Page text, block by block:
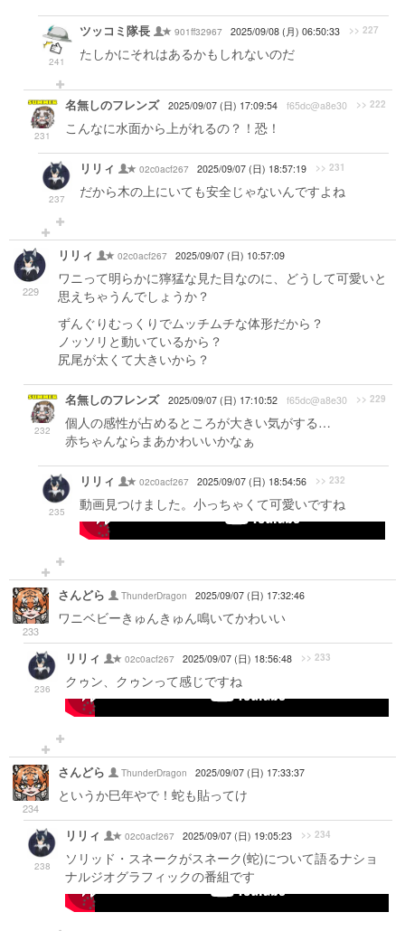
241
ツッコミ隊長 901ff32967 2025/09/08 (月) 06:50:33 >> 227
たしかにそれはあるかもしれないのだ
231
名無しのフレンズ 2025/09/07 (日) 17:09:54 f65dc@a8e30 >> 222
こんなに水面から上がれるの？！恐！
237
リリィ 02c0acf267 2025/09/07 (日) 18:57:19 >> 231
だから木の上にいても安全じゃないんですよね
229
リリィ 02c0acf267 2025/09/07 (日) 10:57:09
ワニって明らかに獰猛な見た目なのに、どうして可愛いと
思えちゃうんでしょうか？
ずんぐりむっくりでムッチムチな体形だから？
ノッソリと動いているから？
尻尾が太くて大きいから？
232
名無しのフレンズ 2025/09/07 (日) 17:10:52 f65dc@a8e30 >> 229
個人の感性が占めるところが大きい気がする…
赤ちゃんならまあかわいいかなぁ
235
リリィ 02c0acf267 2025/09/07 (日) 18:54:56 >> 232
動画見つけました。小っちゃくて可愛いですね
-->
233
さんどら ThunderDragon 2025/09/07 (日) 17:32:46
ワニベビーきゅんきゅん鳴いてかわいい
236
リリィ 02c0acf267 2025/09/07 (日) 18:56:48 >> 233
クゥン、クゥンって感じですね
-->
234
さんどら ThunderDragon 2025/09/07 (日) 17:33:37
というか巳年やで！蛇も貼ってけ
238
リリィ 02c0acf267 2025/09/07 (日) 19:05:23 >> 234
ソリッド・スネークがスネーク(蛇)について語るナショ
ナルジオグラフィックの番組です
-->